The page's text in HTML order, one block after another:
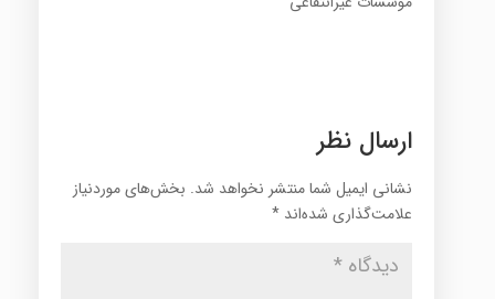
ارسال نظر
نشانی ایمیل شما منتشر نخواهد شد. بخش‌های موردنیاز
علامت‌گذاری شده‌اند *